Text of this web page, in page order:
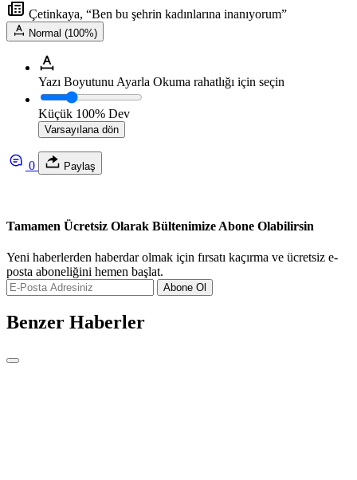
Çetinkaya, “Ben bu şehrin kadınlarına inanıyorum”
Normal (100%)
Yazı Boyutunu Ayarla Okuma rahatlığı için seçin
Küçük 100% Dev
Varsayılana dön
0 Paylaş
Tamamen Ücretsiz Olarak Bültenimize Abone Olabilirsin
Yeni haberlerden haberdar olmak için fırsatı kaçırma ve ücretsiz e-
posta aboneliğini hemen başlat.
Abone Ol
Benzer Haberler